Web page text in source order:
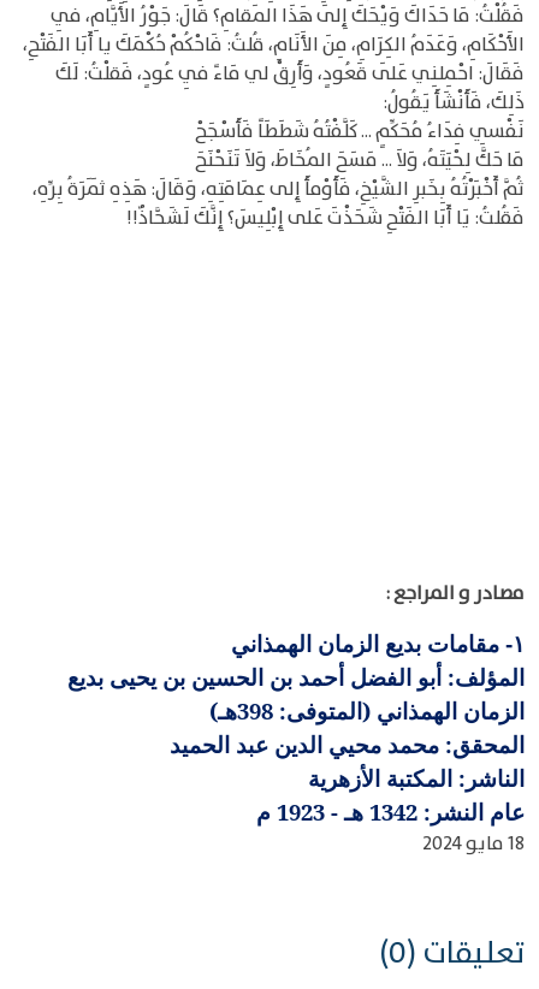
فَقُلْتُ: مَا حَدَاكَ وَيْحَكَ إِلَى هَذَا المَقامِ؟ قَالَ: جَوْرُ الأَيَّامِ، فِي
الأَحْكَامِ، وَعَدَمُ الكِرَامِ، مِنَ الأَنَامِ، قُلتُ: فَاحْكُمْ حُكْمَكَ يا أَبَا الفَتْحِ،
فَقَالَ: احْمِلنِي عَلَى قَعُودٍ، وَأَرِقْ لي مَاءً فِي عُودٍ، فَقلْتُ: لَكَ
ذَلِكَ، فَأَنْشَأَ يَقُولُ:
نَفْسِي فِدَاءُ مُحَكِّمٍ ... كَلَّفْتُهُ شَطَطَاً فَأَسْجَحْ
مَا حَكَّ لِحْيَتَهُ، وَلاَ ... مَسَحَ المُخَاطَ، وَلاَ تَنَحْنَحَ
ثُمَّ أَخْبَرْتُهُ بِخَبرِ الشَّيْخِ، فَأَوْمأَ إِلى عِمَامَتِهِ، وَقَالَ: هَذِهِ ثَمَرَةُ بِرِّهِ،
فَقُلتُ: يَا أَبَا الفَتْحِ شَحَذْتَ عَلى إِبْلِيسَ؟ إِنَّكَ لَشَحَّاذٌ!!
مصادر و المراجع :
١-
مقامات بديع الزمان الهمذاني
المؤلف: أبو الفضل أحمد بن الحسين بن يحيى بديع
الزمان الهمذاني (المتوفى: 398هـ)
المحقق: محمد محيي الدين عبد الحميد
الناشر: المكتبة الأزهرية
عام النشر: 1342 هـ - 1923 م
18 مايو 2024
تعليقات (0)